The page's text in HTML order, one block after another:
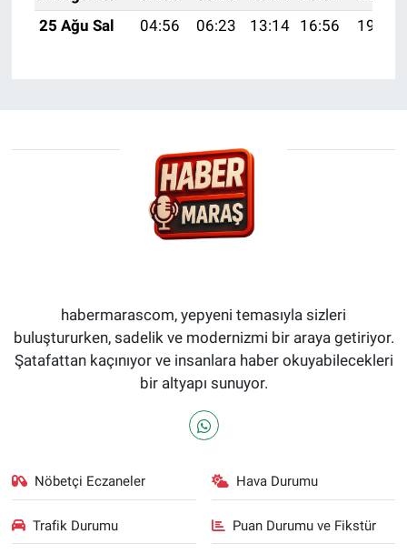
25 Ağu Sal
04:56 06:23 13:14 16:56 19:55
habermarascom, yepyeni temasıyla sizleri
buluştururken, sadelik ve modernizmi bir araya getiriyor.
Şatafattan kaçınıyor ve insanlara haber okuyabilecekleri
bir altyapı sunuyor.
Nöbetçi Eczaneler Hava Durumu
Trafik Durumu Puan Durumu ve Fikstür